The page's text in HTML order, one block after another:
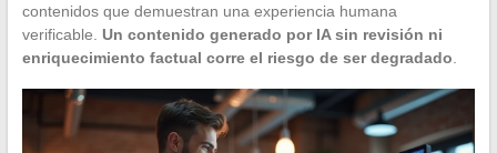
contenidos que demuestran una experiencia humana
verificable. Un contenido generado por IA sin revisión ni
enriquecimiento factual corre el riesgo de ser degradado